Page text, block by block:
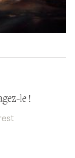
le !